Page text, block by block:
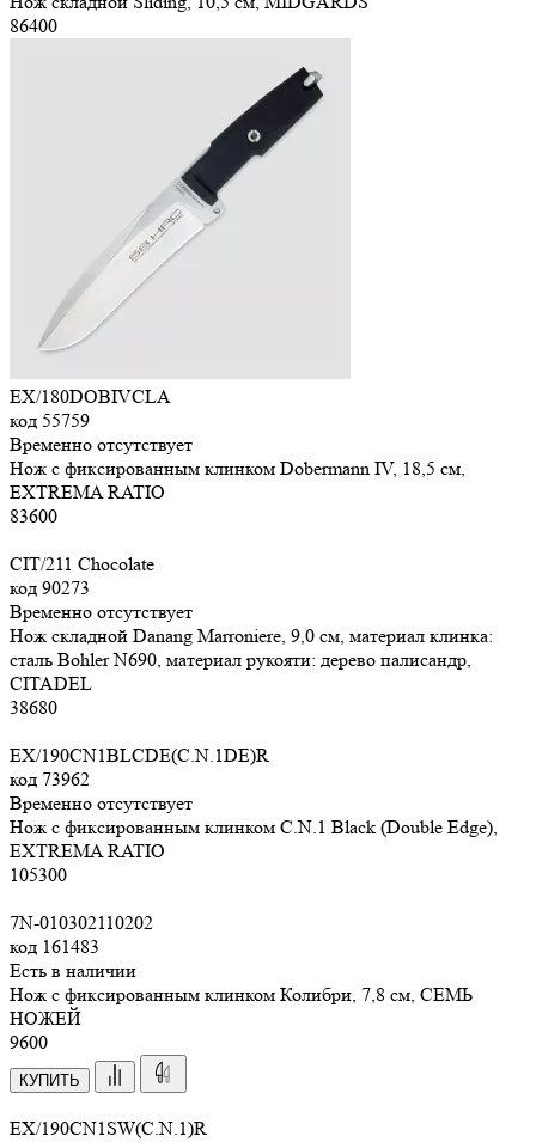
86400
EX/180DOBIVCLA
код 55759
Временно отсутствует
Нож с фиксированным клинком Dobermann IV, 18,5 см,
EXTREMA RATIO
83600
CIT/211 Chocolate
код 90273
Временно отсутствует
Нож складной Danang Marroniere, 9,0 см, материал клинка:
сталь Bohler N690, материал рукояти: дерево палисандр,
CITADEL
38680
EX/190CN1BLCDE(C.N.1DE)R
код 73962
Временно отсутствует
Нож с фиксированным клинком C.N.1 Black (Double Edge),
EXTREMA RATIO
105300
7N-010302110202
код 161483
Есть в наличии
Нож с фиксированным клинком Колибри, 7,8 см, СЕМЬ
НОЖЕЙ
9600
КУПИТЬ
EX/190CN1SW(C.N.1)R